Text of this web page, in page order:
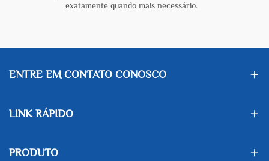
exatamente quando mais necessário.
ENTRE EM CONTATO CONOSCO
LINK RÁPIDO
PRODUTO